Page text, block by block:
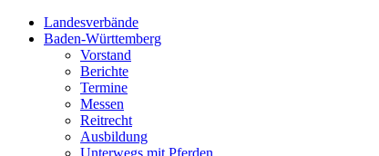
Landesverbände
Baden-Württemberg
Vorstand
Berichte
Termine
Messen
Reitrecht
Ausbildung
Unterwegs mit Pferden